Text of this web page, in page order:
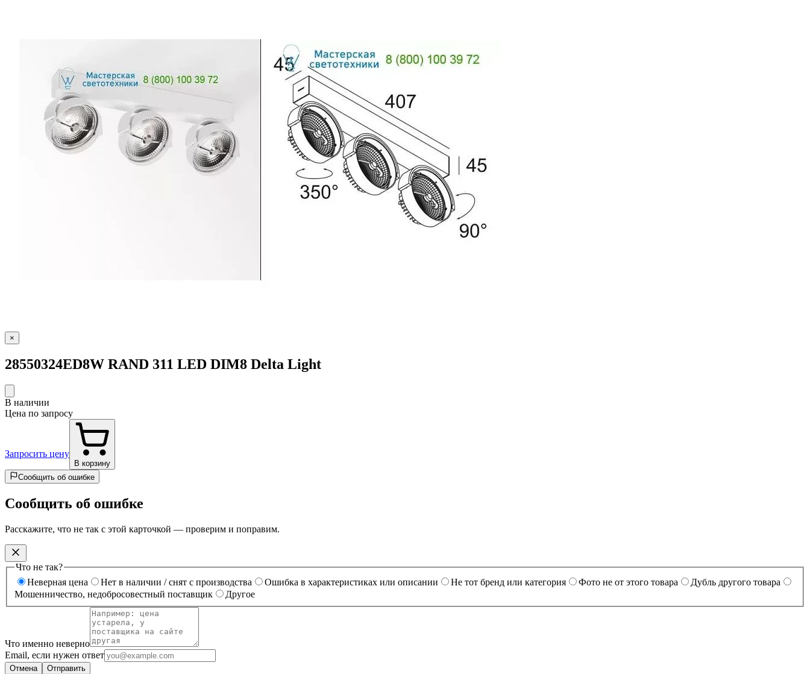
×
28550324ED8W RAND 311 LED DIM8 Delta Light
В наличии
Цена по запросу
Запросить цену
В корзину
Сообщить об ошибке
Сообщить об ошибке
Расскажите, что не так с этой карточкой — проверим и поправим.
Что не так?
Неверная цена
Нет в наличии / снят с производства Ошибка в характеристиках или описании Не тот бренд или категория Фото не от этого товара
Дубль другого товара
Мошенничество, недобросовестный поставщик
Другое
Что именно неверно
Email, если нужен ответ
Отмена Отправить